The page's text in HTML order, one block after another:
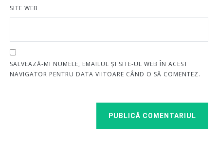
SITE WEB
SALVEAZĂ-MI NUMELE, EMAILUL ȘI SITE-UL WEB ÎN ACEST
NAVIGATOR PENTRU DATA VIITOARE CÂND O SĂ COMENTEZ.
PUBLICĂ COMENTARIUL